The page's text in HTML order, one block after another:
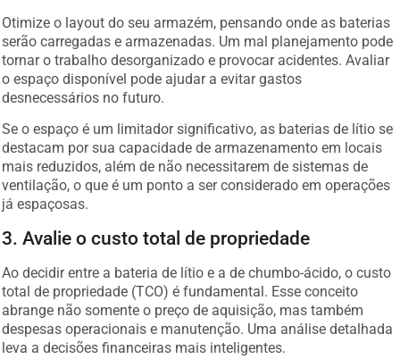
Otimize o layout do seu armazém, pensando onde as baterias
serão carregadas e armazenadas. Um mal planejamento pode
tornar o trabalho desorganizado e provocar acidentes. Avaliar
o espaço disponível pode ajudar a evitar gastos
desnecessários no futuro.
Se o espaço é um limitador significativo, as baterias de lítio se
destacam por sua capacidade de armazenamento em locais
mais reduzidos, além de não necessitarem de sistemas de
ventilação, o que é um ponto a ser considerado em operações
já espaçosas.
3. Avalie o custo total de propriedade
Ao decidir entre a bateria de lítio e a de chumbo-ácido, o custo
total de propriedade (TCO) é fundamental. Esse conceito
abrange não somente o preço de aquisição, mas também
despesas operacionais e manutenção. Uma análise detalhada
leva a decisões financeiras mais inteligentes.